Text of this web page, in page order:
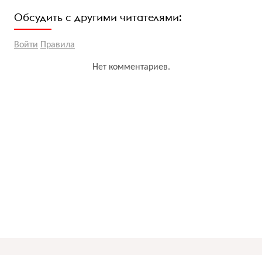
Обсудить с другими читателями:
Войти Правила
Нет комментариев.